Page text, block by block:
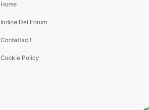
Home
Indice Del Forum
Contattaci!
Cookie Policy